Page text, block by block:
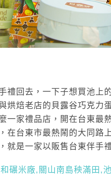
禮回去，一下子想買池上
烘焙老店的貝露谷巧克力
一家禮品店，開在台東最
在台東市最熱鬧的大同路
就是一家以販售台東伴手